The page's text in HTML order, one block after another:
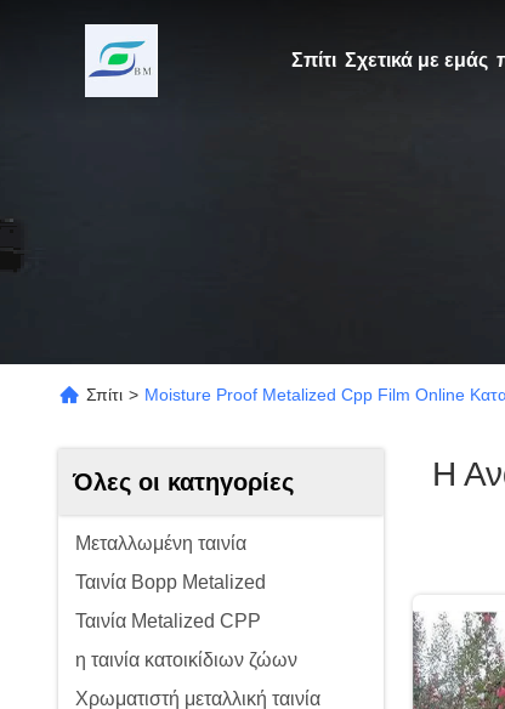
Σπίτι Σχετικά με εμάς
Σπίτι > Moisture Proof Metalized Cpp Film Online
Όλες οι κατηγορίες
Μεταλλωμένη ταινία
Ταινία Bopp Metalized
Ταινία Metalized CPP
η ταινία κατοικίδιων ζώων
Χρωματιστή μεταλλική ταινία
Η